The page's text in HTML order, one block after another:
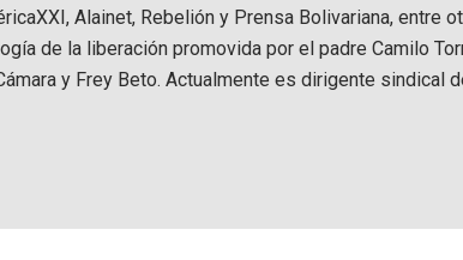
Alainet, Rebelión y Prensa Bolivariana, entre
de la liberación promovida por el padre Camilo
y Frey Beto. Actualmente es dirigente sindical